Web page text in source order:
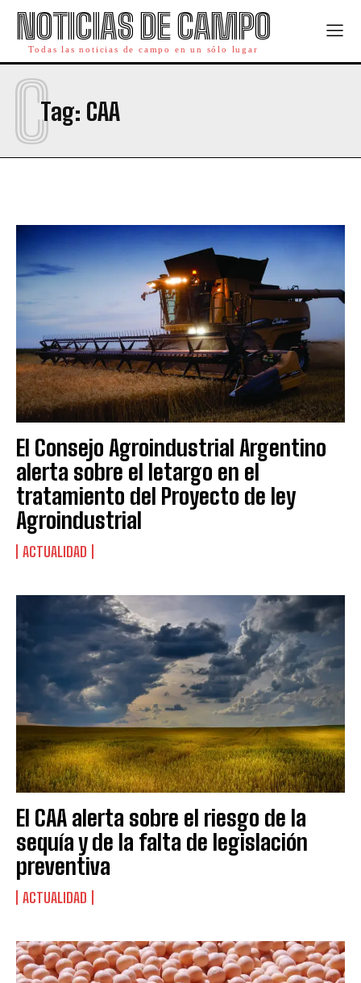
Suscribite al Newsletter
NOTICIAS DE CAMPO
Todas las noticias de campo en un sólo lugar
Tag: CAA
C
El Consejo Agroindustrial Argentino
alerta sobre el letargo en el
tratamiento del Proyecto de ley
Agroindustrial
ACTUALIDAD
El CAA alerta sobre el riesgo de la
sequía y de la falta de legislación
preventiva
ACTUALIDAD